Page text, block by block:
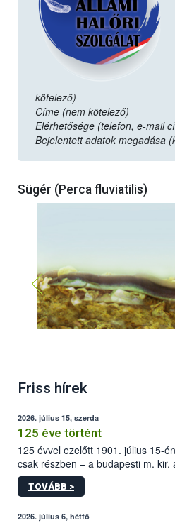
kötelező)
Címe (nem kötelező)
Elérhetősége (telefon, e-mail
Bejelentett adatok megadása
Sügér (Perca fluviatilis)
Friss hírek
2026. július 15, szerda
125 éve történt
125 évvel ezelőtt 1901. július 15-
csak részben – a budapesti m. kir.
állomás a Kis Rókus utca 15. szám
tervezett új épületébe.
TOVÁBB >
2026. július 6, hétfő